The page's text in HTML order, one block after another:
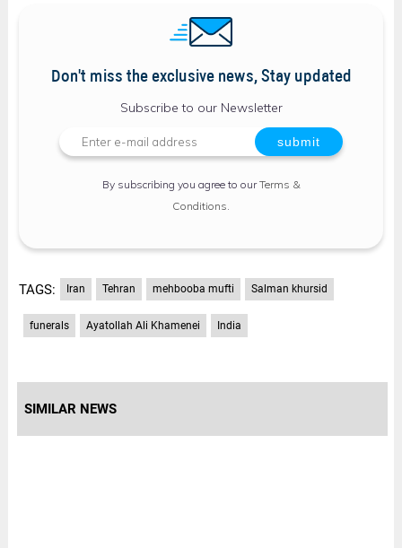
Don't miss the exclusive news, Stay updated
Subscribe to our Newsletter
By subscribing you agree to ourTerms &
Conditions
TAGS: Iran Tehran mehbooba mufti Salman khursid
funerals Ayatollah Ali Khamenei India
SIMILAR NEWS